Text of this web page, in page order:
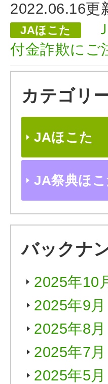
2022.06.16更
JAほこた
付金詐欺にご
カテゴリ
JAほこた
JA祭典ほ
バックナ
2025年10
2025年9月
2025年8月
2025年7月
2025年5月